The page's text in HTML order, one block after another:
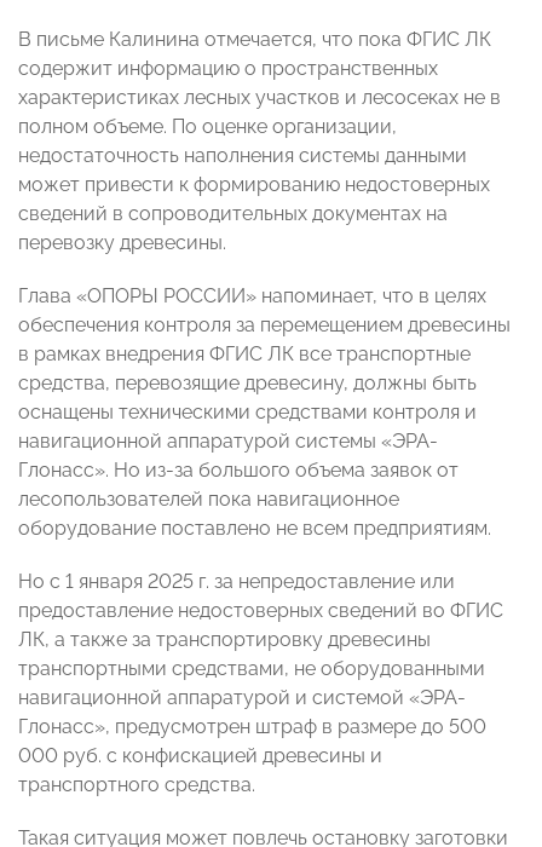
В письме Калинина отмечается, что пока ФГИС ЛК
содержит информацию о пространственных
характеристиках лесных участков и лесосеках не в
полном объеме. По оценке организации,
недостаточность наполнения системы данными
может привести к формированию недостоверных
сведений в сопроводительных документах на
перевозку древесины.
Глава «ОПОРЫ РОССИИ» напоминает, что в целях
обеспечения контроля за перемещением древесины
в рамках внедрения ФГИС ЛК все транспортные
средства, перевозящие древесину, должны быть
оснащены техническими средствами контроля и
навигационной аппаратурой системы «ЭРА-
Глонасс». Но из-за большого объема заявок от
лесопользователей пока навигационное
оборудование поставлено не всем предприятиям.
Но с 1 января 2025 г. за непредоставление или
предоставление недостоверных сведений во ФГИС
ЛК, а также за транспортировку древесины
транспортными средствами, не оборудованными
навигационной аппаратурой и системой «ЭРА-
Глонасс», предусмотрен штраф в размере до 500
000 руб. с конфискацией древесины и
транспортного средства.
Такая ситуация может повлечь остановку заготовки